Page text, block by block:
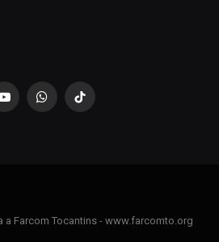
YouTubeWhatsAppTikTok
a Farcom Tocantins - www.farcomto.org